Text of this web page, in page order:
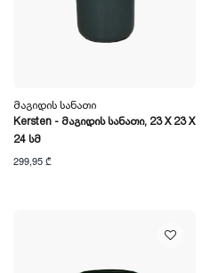
Მაგიდის Სანათი
Kersten - Მაგიდის Სანათი, 23 X 23 X
24 Სმ
299,95 ₾